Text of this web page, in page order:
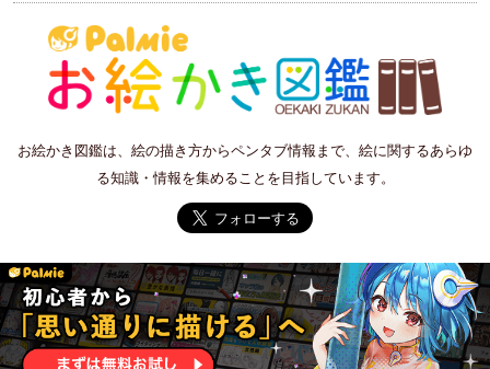
お絵かき図鑑は、絵の描き方からペンタブ情報まで、絵に関するあらゆ
る知識・情報を集めることを目指しています。